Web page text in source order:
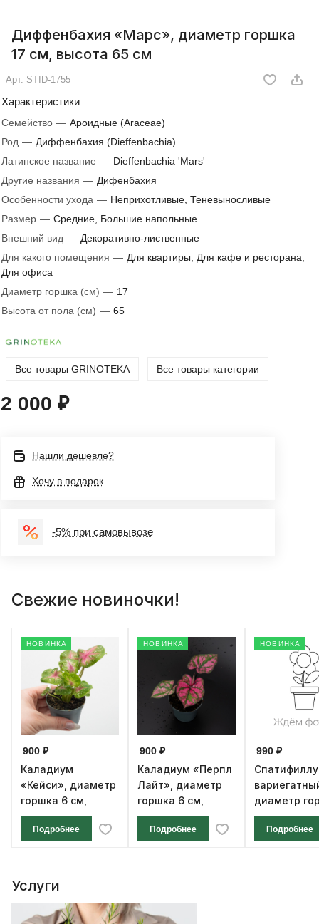
Диффенбахия «Марс», диаметр горшка
17 см, высота 65 см
Арт. STID-1755
Характеристики
Семейство — Ароидные (Araceae)
Род — Диффенбахия (Dieffenbachia)
Латинское название — Dieffenbachia 'Mars'
Другие названия — Дифенбахия
Особенности ухода — Неприхотливые, Теневыносливые
Размер — Средние, Большие напольные
Внешний вид — Декоративно-лиственные
Для какого помещения — Для квартиры, Для кафе и ресторана,
Для офиса
Диаметр горшка (см) — 17
Высота от пола (см) — 65
Все товары GRINOTEKA Все товары категории
2 000 ₽
Нашли дешевле?
Хочу в подарок
-5% при самовывозе
Свежие новиночки!
НОВИНКА
900 ₽
Каладиум
«Кейси», диаметр
горшка 6 см,
высота 12 см
Подробнее
НОВИНКА
900 ₽
Каладиум «Перпл
Лайт», диаметр
горшка 6 см,
высота 12 см
Подробнее
НОВИНКА
990 ₽
диаметр
см, высота
Подробнее
Услуги